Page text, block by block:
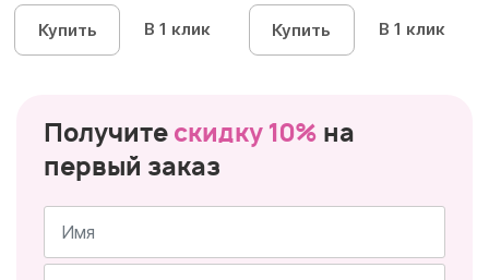
Купить В 1 клик Купить В 1 клик
Получите скидку 10% на
первый заказ
Имя